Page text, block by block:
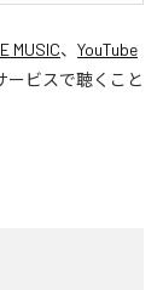
MUSIC、 YouTube
ービスで聴くこと